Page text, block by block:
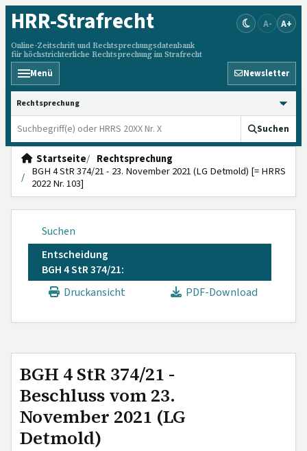
HRR-Strafrecht
Online-Zeitschrift und Rechtsprechungsdatenbank
für höchstrichterliche Rechtsprechung im Strafrecht
A- A+
Menü Newsletter
HRRS durchsuchen
Suchen
Startseite
Rechtsprechung
BGH 4 StR 374/21 - 23. November 2021 (LG Detmold) [= HRRS
2022 Nr. 103]
Suchen
Entscheidung
BGH 4 StR 374/21:
Druckansicht
PDF-Download
BGH 4 StR 374/21 -
Beschluss vom 23.
November 2021 (LG
Detmold)